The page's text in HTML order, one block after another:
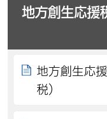
地方創生応援
地方創生応
税）